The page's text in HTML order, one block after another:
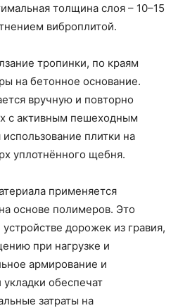
толщина слоя – 10–15
виброплитой.
тропинки, по краям
на бетонное основание.
вручную и повторно
с активным пешеходным
плитки на
уплотнённого щебня.
применяется
основе полимеров. Это
дорожек из гравия,
при нагрузке и
армирование и
обеспечат
затраты на